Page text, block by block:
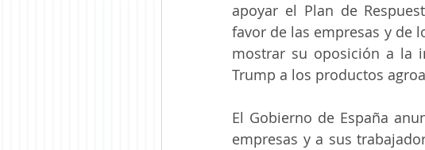
apoyar el Plan de
favor de las empresas y de
mostrar su oposición a la
Trump a los productos
El Gobierno de España
empresas y a sus